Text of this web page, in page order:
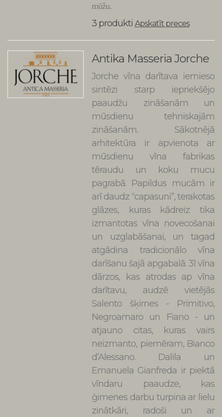
mūžu.
3 produkti Apskatīt preces
Antika Masseria Jorche
Jorche vīna darītava iemieso
sintēzi starp iepriekšējo
paaudžu zināšanām un
mūsdienu tehniskajām
zināšanām. Sākotnējā
arhitektūra ir apvienota ar
mūsdienu vīna fabrikas
tēraudu un koku mucu
pagrabā. Papildus mucām ir
arī daudz “capasuni”, terakotas
glāzes, kuras kādreiz tika
izmantotas vīna novecošanai
un uzglabāšanai, un tagad
atgādina tradicionālo vīna
darīšanu šajā apgabalā. 31 vīna
dārzos, kas atrodas ap vīna
darītavu, audzē vietējās
Salento šķirnes - Primitivo,
Negroamaro un Fiano - un
atjauno citas, kuras vairs
neizmanto, piemēram, Bianco
d’Alessano. Dalila un
Emanuela Gianfreda ir piektā
vīndaru paaudze, kas
ģimenes darbu turpina ar lielu
zinātkāri, radoši un ar